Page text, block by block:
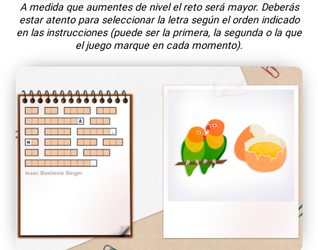
A medida que aumentes de nivel el reto será mayor. Deberás
estar atento para seleccionar la letra según el orden indicado
en las instrucciones (puede ser la primera, la segunda o la que
el juego marque en cada momento).